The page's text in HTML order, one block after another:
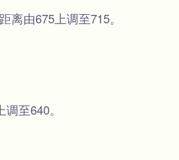
由675上调至715。
至640。